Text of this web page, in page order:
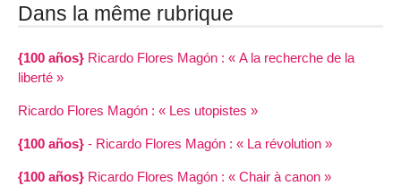
Dans la même rubrique
{100 años} Ricardo Flores Magón : « A la recherche de la
liberté »
Ricardo Flores Magón : « Les utopistes »
{100 años} - Ricardo Flores Magón : « La révolution »
{100 años} Ricardo Flores Magón : « Chair à canon »